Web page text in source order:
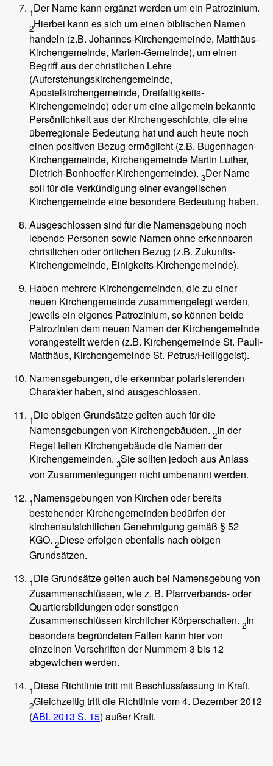
1Der Name kann ergänzt werden um ein Patrozinium.
2Hierbei kann es sich um einen biblischen Namen
handeln (z.B. Johannes-Kirchengemeinde, Matthäus-
Kirchengemeinde, Marien-Gemeinde), um einen
Begriff aus der christlichen Lehre
(Auferstehungskirchengemeinde,
Apostelkirchengemeinde, Dreifaltigkeits-
Kirchengemeinde) oder um eine allgemein bekannte
Persönlichkeit aus der Kirchengeschichte, die eine
überregionale Bedeutung hat und auch heute noch
einen positiven Bezug ermöglicht (z.B. Bugenhagen-
Kirchengemeinde, Kirchengemeinde Martin Luther,
Dietrich-Bonhoeffer-Kirchengemeinde). 3Der Name
soll für die Verkündigung einer evangelischen
Kirchengemeinde eine besondere Bedeutung haben.
Ausgeschlossen sind für die Namensgebung noch
lebende Personen sowie Namen ohne erkennbaren
christlichen oder örtlichen Bezug (z.B. Zukunfts-
Kirchengemeinde, Einigkeits-Kirchengemeinde).
Haben mehrere Kirchengemeinden, die zu einer
neuen Kirchengemeinde zusammengelegt werden,
jeweils ein eigenes Patrozinium, so können beide
Patrozinien dem neuen Namen der Kirchengemeinde
vorangestellt werden (z.B. Kirchengemeinde St. Pauli-
Matthäus, Kirchengemeinde St. Petrus/Heiliggeist).
Namensgebungen, die erkennbar polarisierenden
Charakter haben, sind ausgeschlossen.
1Die obigen Grundsätze gelten auch für die
Namensgebungen von Kirchengebäuden. 2In der
Regel teilen Kirchengebäude die Namen der
Kirchengemeinden. 3Sie sollten jedoch aus Anlass
von Zusammenlegungen nicht umbenannt werden.
1Namensgebungen von Kirchen oder bereits
bestehender Kirchengemeinden bedürfen der
kirchenaufsichtlichen Genehmigung gemäß § 52
KGO. 2Diese erfolgen ebenfalls nach obigen
Grundsätzen.
1Die Grundsätze gelten auch bei Namensgebung von
Zusammenschlüssen, wie z. B. Pfarrverbands- oder
Quartiersbildungen oder sonstigen
Zusammenschlüssen kirchlicher Körperschaften. 2In
besonders begründeten Fällen kann hier von
einzelnen Vorschriften der Nummern 3 bis 12
abgewichen werden.
1Diese Richtlinie tritt mit Beschlussfassung in Kraft.
2Gleichzeitig tritt die Richtlinie vom 4. Dezember 2012
(ABl. 2013 S. 15) außer Kraft.